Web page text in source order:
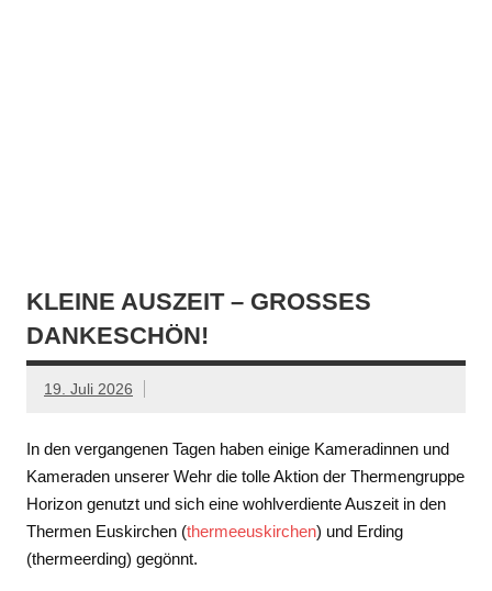
KLEINE AUSZEIT – GROSSES D
ANKESCHÖN!
19. Juli 2026
In den vergangenen Tagen haben einige Kameradinnen und
Kameraden unserer Wehr die tolle Aktion der Thermengruppe
Horizon genutzt und sich eine wohlverdiente Auszeit in den
Thermen Euskirchen (thermeeuskirchen) und Erding
(thermeerding) gegönnt.